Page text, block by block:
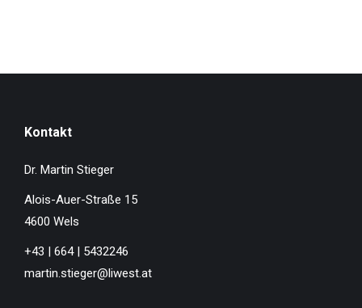
Kontakt
Dr. Martin Stieger
Alois-Auer-Straße 15
4600 Wels
+43 | 664 | 5432246
martin.stieger@liwest.at